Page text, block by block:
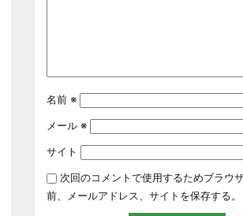
名前 ※
メール ※
サイト
次回のコメントで使用するためブラウ
前、メールアドレス、サイトを保存する。